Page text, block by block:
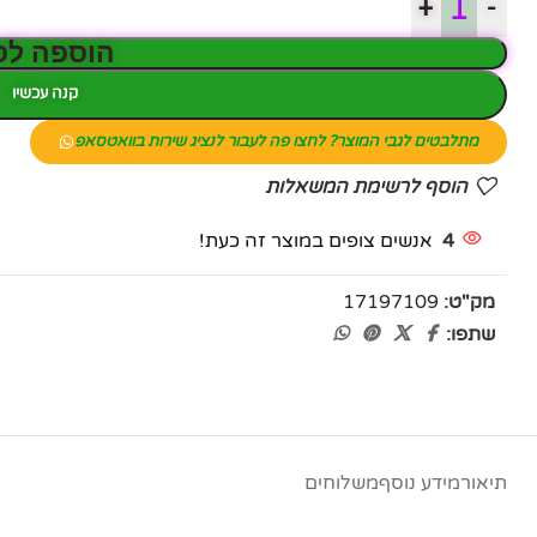
-
+
הוספה
קנה עכשיו
מתלבטים לגבי המוצר? לחצו פה לעבור לנציג שירות בוואטסאפ
הוסף לרשימת המשאלות
4 אנשים צופים במוצר זה כעת!
מק"ט: 17197109
שתפו:
תיאורמידע נוסףמשלוחים
פייסבוק
אינסטגרם